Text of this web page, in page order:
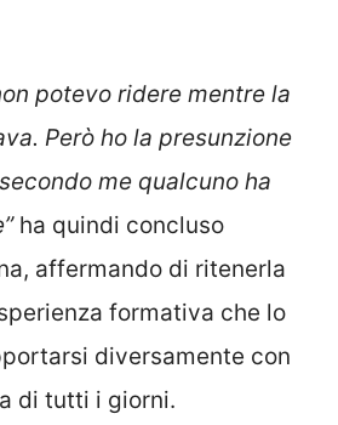
potevo ridere mentre la
Però ho la presunzione
me qualcuno ha
ha quindi concluso
affermando di ritenerla
formativa che lo
diversamente con
di tutti i giorni.